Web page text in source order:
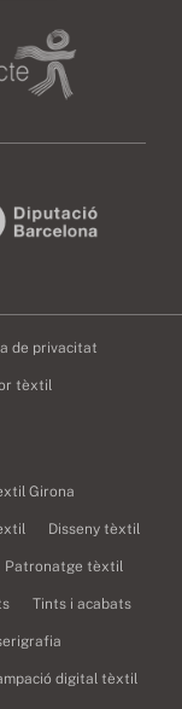
de privacitat
tèxtil
Girona
Disseny tèxtil
Patronatge tèxtil
Tints i acabats
digital tèxtil